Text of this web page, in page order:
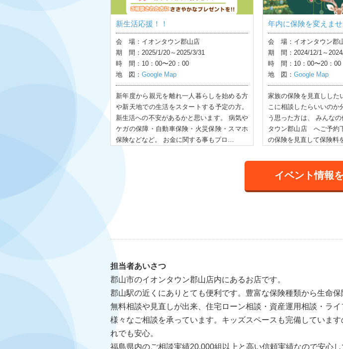
新生活応援！！
会 場：イオンタウン郡山店
期 間：2025/1/20～2025/3/31
時 間：10：00〜20：00
地 図： Google Map
新年度から親元を離れ一人暮らしを始める方
や新天地での生活をスタートする予定の方。
新生活への不安があるかと思います。 病気や
ケガの保障・自動車保険・火災保険・スマホ
保険などなど。 お金に関する事もプロ…
年内に保険を変えませ
会 場：イオンタウン郡
期 間：2024/12/1～
時 間：10：00〜20：00
地 図： Google Map
家族の保険を見直しした
こに相談したらいいのか
う思った方は、 みんな
タウン郡山店 へご予約
の保険を見直して保険料
イベント情報
担当者あいさつ
郡山市のイオンタウン郡山店内にあるお店です。
郡山駅の近くにありとても便利です。豊富な保険種類から生命
無料相談や見直しが出来、住宅ローン相談・資産運用相談・ライ
様々なご相談を承っています。キッズスペースも完備していま
れでも安心。
福島県内のご相談実績20,000組以上と高い信頼実績なので安心し